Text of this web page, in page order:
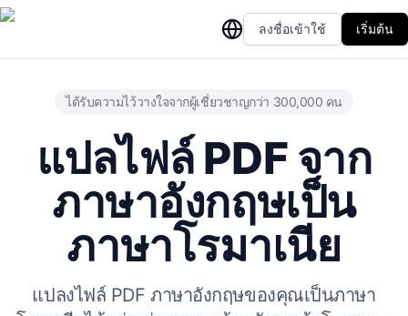
ลงชื่อเข้าใช้ เริ่มต้น
ได้รับความไว้วางใจจากผู้เชี่ยวชาญกว่า 300,000 คน
แปลไฟล์ PDF จาก
ภาษาอังกฤษเป็น
ภาษาโรมาเนีย
แปลงไฟล์ PDF ภาษาอังกฤษของคุณเป็นภาษา